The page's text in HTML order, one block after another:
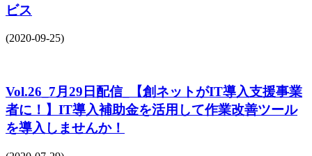
ビス
(2020-09-25)
Vol.26_7月29日配信_【創ネットがIT導入支援事業
者に！】IT導入補助金を活用して作業改善ツール
を導入しませんか！